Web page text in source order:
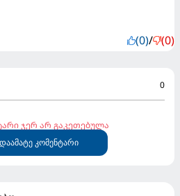
(0)/ (0)
0
ჯერ არ გაკეთებულა
დაამატე კომენტარი